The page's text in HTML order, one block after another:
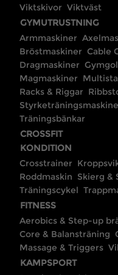
Viktskivor Viktväst
GYMUTRUSTNING
Armmaskiner
Bröstmaskiner Cable
Dragmaskiner
Magmaskiner
Racks & Riggar
Träningsbänkar
CROSSFIT
KONDITION
Crosstrainer
Roddmaskin Skierg &
Träningscykel
FITNESS
Aerobics & Step-up
Core & Balansträning
Massage & Triggers
KAMPSPORT